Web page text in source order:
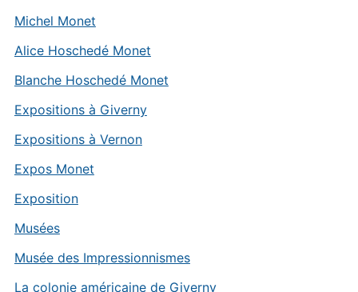
Michel Monet
Alice Hoschedé Monet
Blanche Hoschedé Monet
Expositions à Giverny
Expositions à Vernon
Expos Monet
Exposition
Musées
Musée des Impressionnismes
La colonie américaine de Giverny